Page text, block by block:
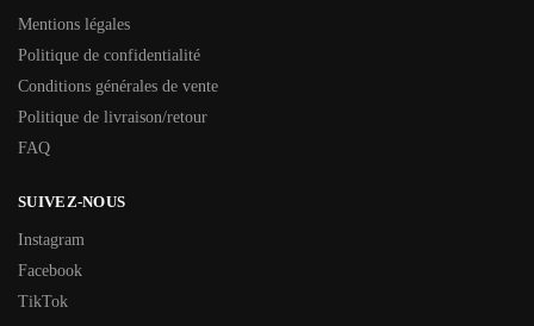
Mentions légales
Politique de confidentialité
Conditions générales de vente
Politique de livraison/retour
FAQ
SUIVEZ-NOUS
Instagram
Facebook
TikTok